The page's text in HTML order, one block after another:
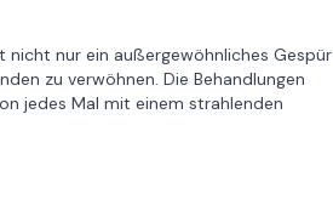
nicht nur ein außergewöhnliches Gespür
zu verwöhnen. Die Behandlungen
jedes Mal mit einem strahlenden